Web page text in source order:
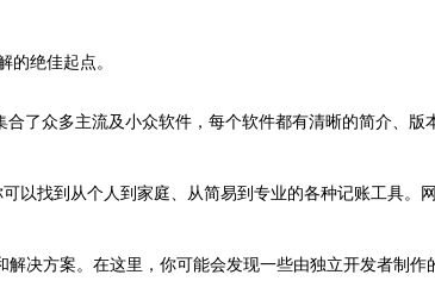
绝佳起点。
了众多主流及小众软件，每个软件都有清晰的简介、
以找到从个人到家庭、从简易到专业的各种记账工具。
决方案。在这里，你可能会发现一些由独立开发者制